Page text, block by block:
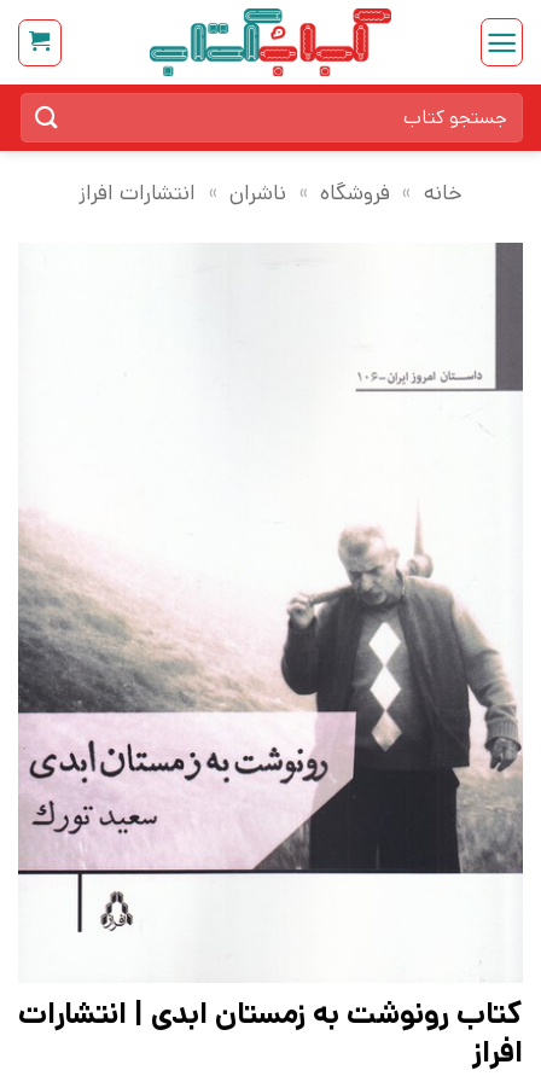
Skip
content
برای:
خانه » فروشگاه » ناشران » انتشارات افراز
کتاب رونوشت به زمستان ابدی | انتشارات
افراز